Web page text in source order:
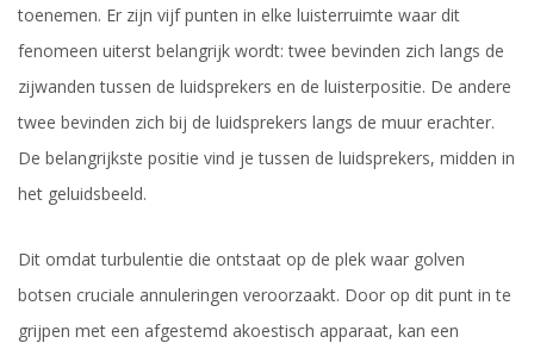
toenemen. Er zijn vijf punten in elke luisterruimte waar dit
fenomeen uiterst belangrijk wordt: twee bevinden zich langs de
zijwanden tussen de luidsprekers en de luisterpositie. De andere
twee bevinden zich bij de luidsprekers langs de muur erachter.
De belangrijkste positie vind je tussen de luidsprekers, midden in
het geluidsbeeld.
Dit omdat turbulentie die ontstaat op de plek waar golven
botsen cruciale annuleringen veroorzaakt. Door op dit punt in te
grijpen met een afgestemd akoestisch apparaat, kan een